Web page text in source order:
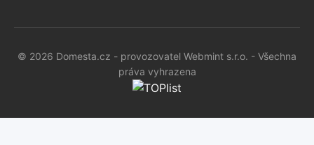
© 2026 Domesta.cz - provozovatel Webmint s.r.o. - Všechna
práva vyhrazena